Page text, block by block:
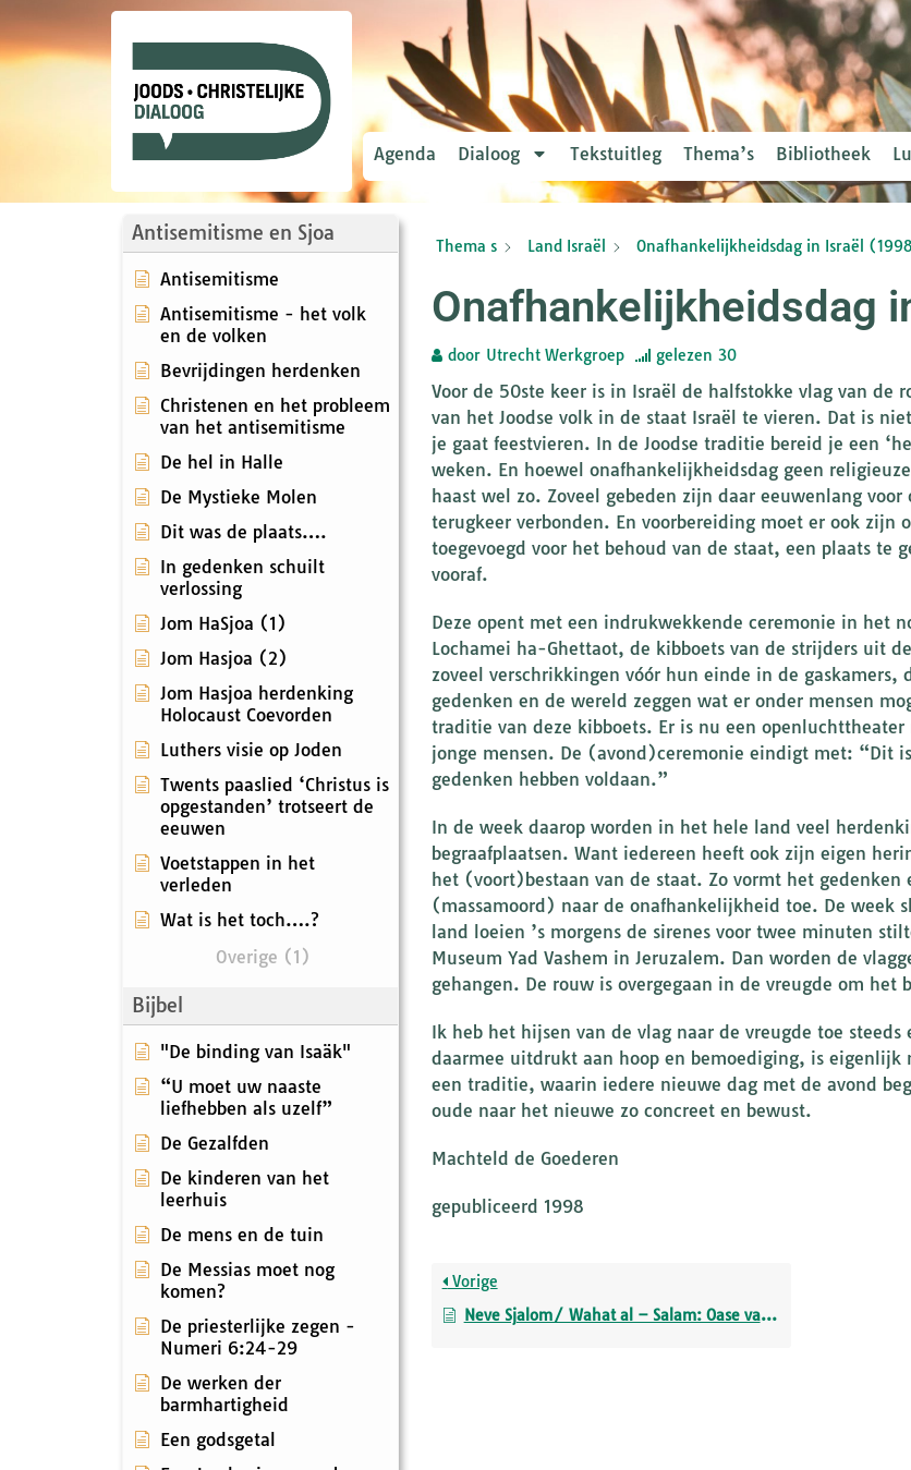
Agenda Dialoog Tekstuitleg Thema’s Bibliotheek
Antisemitisme en Sjoa
Antisemitisme
Antisemitisme - het volk
en de volken
Bevrijdingen herdenken
Christenen en het probleem
van het antisemitisme
De hel in Halle
De Mystieke Molen
Dit was de plaats….
In gedenken schuilt
verlossing
Jom HaSjoa (1)
Jom Hasjoa (2)
Jom Hasjoa herdenking
Holocaust Coevorden
Luthers visie op Joden
Twents paaslied ‘Christus is
opgestanden’ trotseert de
eeuwen
Voetstappen in het
verleden
Wat is het toch….?
Overige (1)
Bijbel
"De binding van Isaäk"
“U moet uw naaste
liefhebben als uzelf”
De Gezalfden
De kinderen van het
leerhuis
De mens en de tuin
De Messias moet nog
komen?
De priesterlijke zegen -
Numeri 6:24-29
De werken der
barmhartigheid
Een godsgetal
Thema s Land Israël Onafhankelijkheidsdag in Israël
Onafhankelijkheidsdag
door Utrecht Werkgroep gelezen 30
Voor de 50ste keer is in Israël de halfstokke vlag van
van het Joodse volk in de staat Israël te vieren. Dat is
je gaat feestvieren. In de Joodse traditie bereid je een
weken. En hoewel onafhankelijkheidsdag geen
haast wel zo. Zoveel gebeden zijn daar eeuwenlang
terugkeer verbonden. En voorbereiding moet er ook zijn
toegevoegd voor het behoud van de staat, een plaats te
vooraf.
Deze opent met een indrukwekkende ceremonie in het
Lochamei ha-Ghettaot, de kibboets van de strijders uit
zoveel verschrikkingen vóór hun einde in de
gedenken en de wereld zeggen wat er onder mensen
traditie van deze kibboets. Er is nu een
jonge mensen. De (avond)ceremonie eindigt met: “Dit
gedenken hebben voldaan.”
In de week daarop worden in het hele land veel
begraafplaatsen. Want iedereen heeft ook zijn eigen
het (voort)bestaan van de staat. Zo vormt het gedenken
(massamoord) naar de onafhankelijkheid toe. De week
land loeien ’s morgens de sirenes voor twee minuten
Museum Yad Vashem in Jeruzalem. Dan worden de
gehangen. De rouw is overgegaan in de vreugde om
Ik heb het hijsen van de vlag naar de vreugde toe
daarmee uitdrukt aan hoop en bemoediging, is
een traditie, waarin iedere nieuwe dag met de avond
oude naar het nieuwe zo concreet en bewust.
Machteld de Goederen
gepubliceerd 1998
Vorige
Neve Sjalom/ Wahat al – Salam: Oase van Vrede